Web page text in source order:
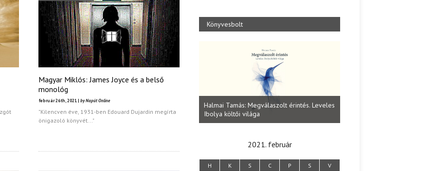
Magyar Miklós: James Joyce és a belső
monológ
február 26th, 2021 | by Napút Online
"Kilencven éve, 1931-ben Edouard Dujardin megírta
önigazoló könyvét..."
Könyvesbolt
Parvathy Baul: A NAGY LELKEK DALAI.
Bevezetés a bául ösvénybe (Fordította:
Rideg Zsófia)
Halmai Tamás: Megválaszolt érintés. Leveles
Ibolya költői világa
2021. február
H K S C P S V